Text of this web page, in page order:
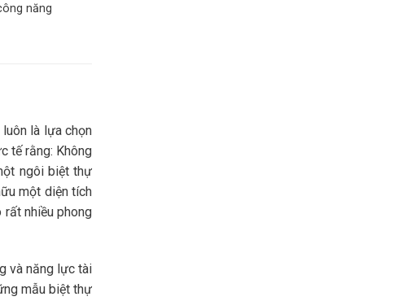
năng
là lựa chọn
tế rằng: Không
ngôi biệt thự
một diện tích
nhiều phong
và năng lực tài
mẫu biệt thự